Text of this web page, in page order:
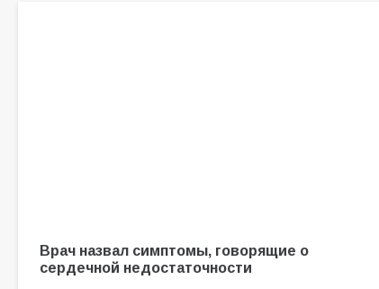
Врач назвал симптомы, говорящие о
сердечной недостаточности